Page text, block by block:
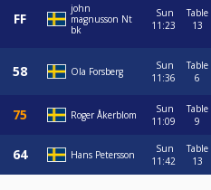
john
magnusson Nt
bk
Sun
11:23
Table
13
Ola Forsberg
Sun
11:36
Table
6
Roger Åkerblom
Sun
11:09
Table
9
Hans Petersson
Sun
11:42
Table
13